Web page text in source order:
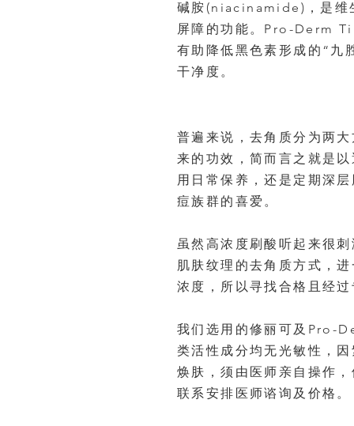
碱胺(niacinamide)，是维
屏障的功能。Pro-Derm
有助降低黑色素形成的“
干净度。
普遍来说，去角质分为两
来的功效，简而言之就是
用日常保养，还是定期深
痘族群的喜爱。
虽然高浓度刷酸听起来很
肌肤纹理的去角质方式，
浓度，所以寻找合格且经
我们选用的修丽可及Pro-
类活性成分均无光敏性，
焕肤，须由医师亲自操作
联系安排医师谘询及价格。